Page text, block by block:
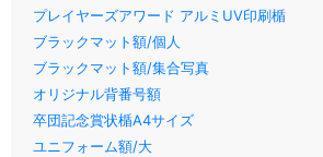
プレイヤーズアワード アルミUV印刷楯
ブラックマット額/個人
ブラックマット額/集合写真
オリジナル背番号額
卒団記念賞状楯A4サイズ
ユニフォーム額/大